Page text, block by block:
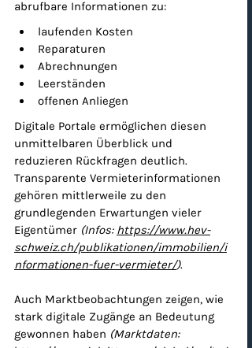
abrufbare Informationen zu:
laufenden Kosten
Reparaturen
Abrechnungen
Leerständen
offenen Anliegen
Digitale Portale ermöglichen diesen
unmittelbaren Überblick und
reduzieren Rückfragen deutlich.
Transparente Vermieterinformationen
gehören mittlerweile zu den
grundlegenden Erwartungen vieler
Eigentümer (Infos: https://www.hev-
schweiz.ch/publikationen/immobilien/i
nformationen-fuer-vermieter/).
Auch Marktbeobachtungen zeigen, wie
stark digitale Zugänge an Bedeutung
gewonnen haben (Marktdaten: